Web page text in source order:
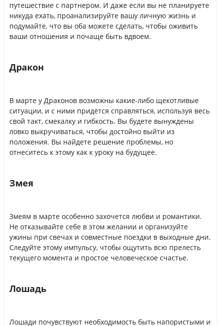
путешествие с партнером. И даже если вы не планируете
никуда ехать, проанализируйте вашу личную жизнь и
подумайте, что вы оба можете сделать, чтобы оживить
ваши отношения и почаще быть вдвоем.
Дракон
В марте у Драконов возможны какие-либо щекотливые
ситуации, и с ними придётся справляться, используя весь
свой такт, смекалку и гибкость. Вы будете вынуждены
ловко выкручиваться, чтобы достойно выйти из
положения. Вы найдете решение проблемы, но
отнеситесь к этому как к уроку на будущее.
Змея
Змеям в марте особенно захочется любви и романтики.
Не отказывайте себе в этом желании и организуйте
ужины при свечах и совместные поездки в выходные дни.
Следуйте этому импульсу, чтобы ощутить всю прелесть
текущего момента и простое человеческое счастье.
Лошадь
Лошади почувствуют необходимость быть напористыми и